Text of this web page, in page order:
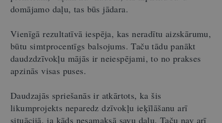
domājamo daļu, tas būs jādara.
Vienīgā rezultatīvā iespēja, kas neradītu aizskārumu,
būtu simtprocentīgs balsojums. Taču tādu panākt
daudzdzīvokļu mājās ir neiespējami, to no prakses
apzinās visas puses.
Daudzajās spriešanās ir atkārtots, ka šis
likumprojekts neparedz dzīvokļu ieķīlāšanu arī
situācijā, ja kāds nesamaksā savu daļu. Taču nav arī